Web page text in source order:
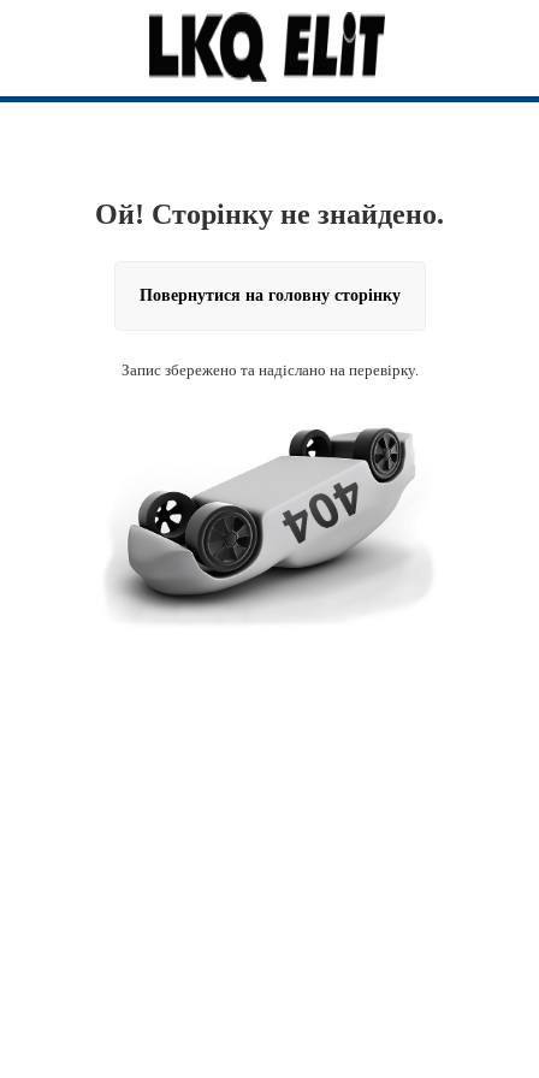
Ой! Сторінку не знайдено.
Повернутися на головну сторінку
Запис збережено та надіслано на перевірку.